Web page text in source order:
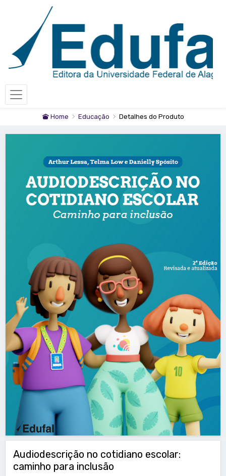
Home Educação Detalhes do Produto
Audiodescrição no cotidiano escolar:
caminho para inclusão